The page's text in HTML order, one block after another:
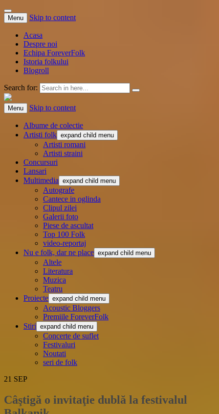
Menu Skip to content
Acasa
Despre noi
Echipa ForeverFolk
Istoria folkului
Blogroll
Search for:
ForeverFolk
Muzica sufletului tau
Menu Skip to content
Albume de colectie
Artisti folk expand child menu
Artisti romani
Artisti straini
Concursuri
Lansari
Multimedia expand child menu
Autografe
Cantece in oglinda
Clipul zilei
Galerii foto
Piese de ascultat
Top 100 Folk
video-reportaj
Nu e folk, dar ne place expand child menu
Altele
Literatura
Muzica
Teatru
Proiecte expand child menu
Acoustic Bloggers
Premiile ForeverFolk
Stiri expand child menu
Concerte de suflet
Festivaluri
Noutati
seri de folk
21 SEP
Câştigă o invitaţie dublă la festivalul